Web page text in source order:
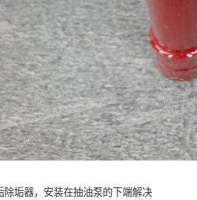
除垢器，安装在抽油泵的下端解决